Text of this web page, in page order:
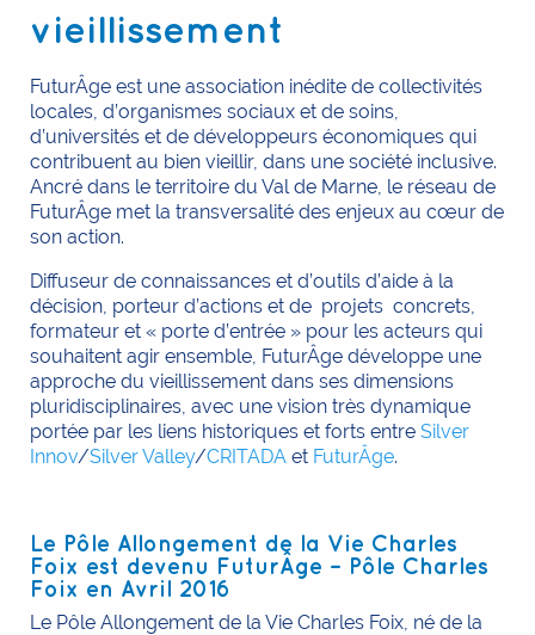
vieillissement
FuturÂge est une association inédite de collectivités
locales, d’organismes sociaux et de soins,
d’universités et de développeurs économiques qui
contribuent au bien vieillir, dans une société inclusive.
Ancré dans le territoire du Val de Marne, le réseau de
FuturÂge met la transversalité des enjeux au cœur de
son action.
Diffuseur de connaissances et d’outils d’aide à la
décision, porteur d’actions et de projets concrets,
formateur et « porte d’entrée » pour les acteurs qui
souhaitent agir ensemble, FuturÂge développe une
approche du vieillissement dans ses dimensions
pluridisciplinaires, avec une vision très dynamique
portée par les liens historiques et forts entre Silver
Innov/Silver Valley/CRITADA et FuturÂge.
Le Pôle Allongement de la Vie Charles
Foix est devenu FuturÂge – Pôle Charles
Foix en Avril 2016
Le Pôle Allongement de la Vie Charles Foix, né de la